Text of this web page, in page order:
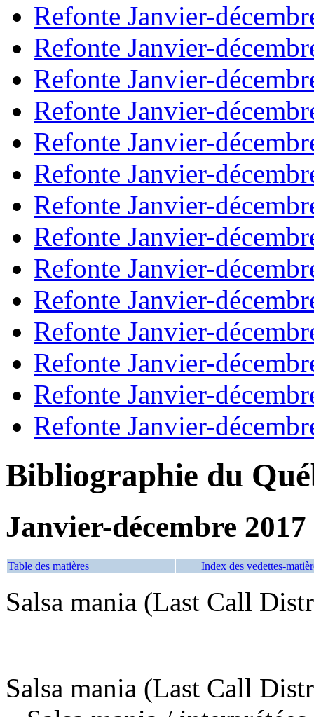
Refonte Janvier-
Refonte Janvier-
Refonte Janvier-
Refonte Janvier-
Refonte Janvier-
Refonte Janvier-
Refonte Janvier-
Refonte Janvier-
Refonte Janvier-
Refonte Janvier-
Refonte Janvier-
Refonte Janvier-
Refonte Janvier-
Refonte Janvier-
Bibliographie du
Janvier-décembre 2017
Table des matières Index des vedettes-
Salsa mania (Last Call
Salsa mania (Last Call